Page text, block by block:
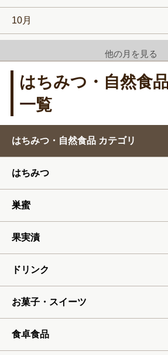
10月
12月
2月
4月
5月
6月
他の月を見る
はちみつ・自然食
一覧
はちみつ・自然食品 カテゴリ
はちみつ
巣蜜
果実漬
ドリンク
お菓子・スイーツ
食卓食品